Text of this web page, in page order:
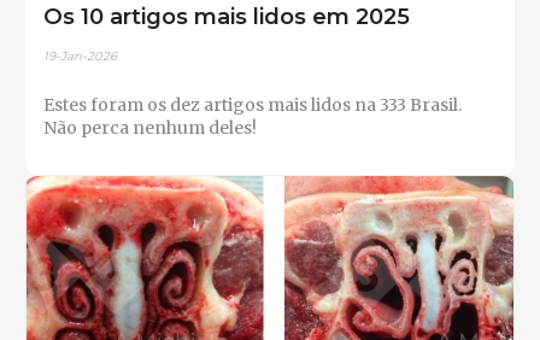
Os 10 artigos mais lidos em 2025
19-Jan-2026
Estes foram os dez artigos mais lidos na 333 Brasil.
Não perca nenhum deles!